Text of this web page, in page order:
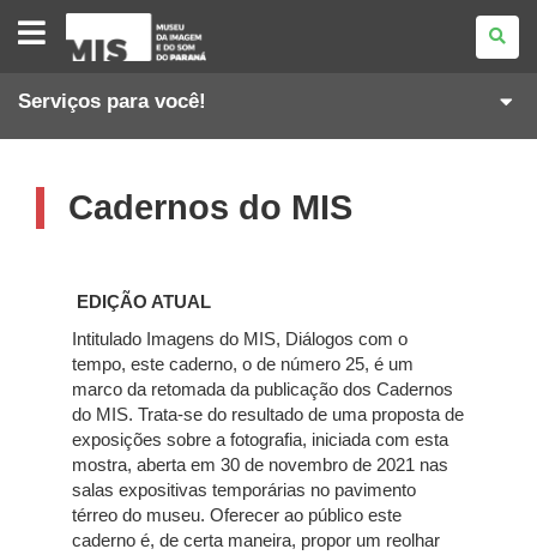
MUSEU
DA
IMAGEM
SOM
Serviços para você!
Cadernos do MIS
EDIÇÃO ATUAL
Intitulado Imagens do MIS, Diálogos com o
tempo, este caderno, o de número 25, é um
marco da retomada da publicação dos Cadernos
do MIS. Trata-se do resultado de uma proposta de
exposições sobre a fotografia, iniciada com esta
mostra, aberta em 30 de novembro de 2021 nas
salas expositivas temporárias no pavimento
térreo do museu. Oferecer ao público este
caderno é, de certa maneira, propor um reolhar